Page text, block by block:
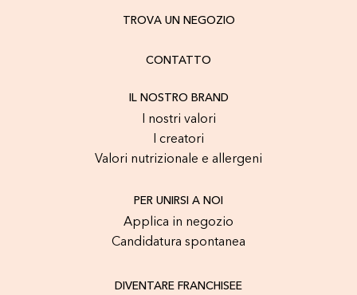
TROVA UN NEGOZIO
CONTATTO
IL NOSTRO BRAND
I nostri valori
I creatori
Valori nutrizionale e allergeni
PER UNIRSI A NOI
Applica in negozio
Candidatura spontanea
DIVENTARE FRANCHISEE